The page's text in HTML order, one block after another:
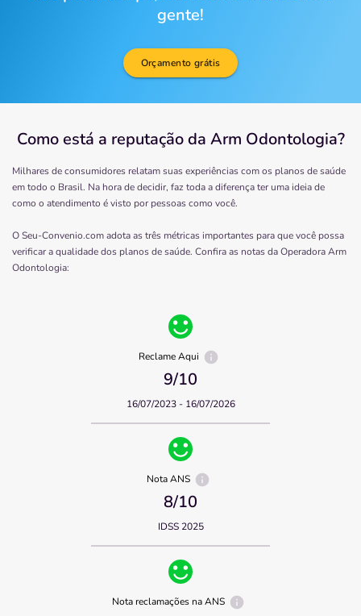
gente!
Orçamento grátis
Como está a reputação da Arm Odontologia?
Milhares de consumidores relatam suas experiências com os planos de saúde
em todo o Brasil. Na hora de decidir, faz toda a diferença ter uma ideia de
como o atendimento é visto por pessoas como você.
O Seu-Convenio.com adota as três métricas importantes para que você possa
verificar a qualidade dos planos de saúde. Confira as notas da OperadoraArm
Odontologia:
Reclame Aqui
9/10
16/07/2023 - 16/07/2026
Nota ANS
8/10
IDSS 2025
Nota reclamações na ANS